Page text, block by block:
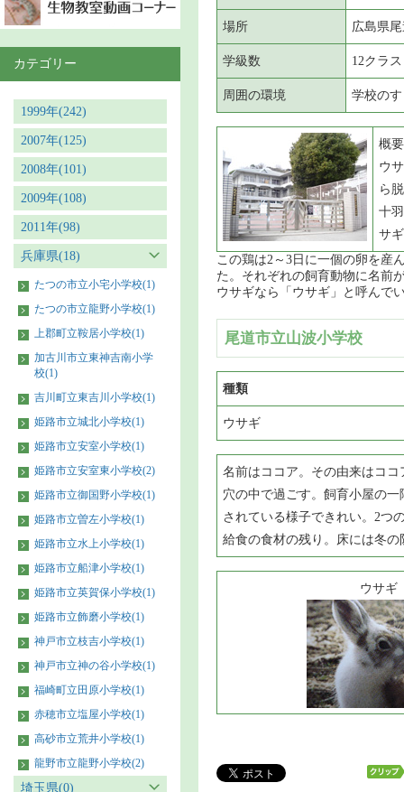
場所 広島県
学級数 12クラ
周囲の環境 学校の
概要
ウ
ら
十
サ
この鶏は2～3日に一個の卵を産
た。それぞれの飼育動物に名前
ウサギなら「ウサギ」と呼んで
尾道市立山波小学校
種類
ウサギ
名前はココア。その由来はコ
穴の中で過ごす。飼育小屋の
されている様子できれい。2つ
給食の食材の残り。床には冬
ウサギ
カテゴリー
1999年(242)
2007年(125)
2008年(101)
2009年(108)
2011年(98)
兵庫県(18)
たつの市立小宅小学校(1)
たつの市立龍野小学校(1)
上郡町立鞍居小学校(1)
加古川市立東神吉南小学
校(1)
吉川町立東吉川小学校(1)
姫路市立城北小学校(1)
姫路市立安室小学校(1)
姫路市立安室東小学校(2)
姫路市立御国野小学校(1)
姫路市立曽左小学校(1)
姫路市立水上小学校(1)
姫路市立船津小学校(1)
姫路市立英賀保小学校(1)
姫路市立飾磨小学校(1)
神戸市立枝吉小学校(1)
神戸市立神の谷小学校(1)
福崎町立田原小学校(1)
赤穂市立塩屋小学校(1)
高砂市立荒井小学校(1)
龍野市立龍野小学校(2)
埼玉県(0)